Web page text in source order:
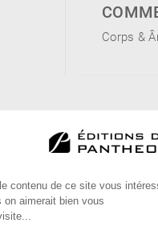
Corps &
- 12, rue Antoine